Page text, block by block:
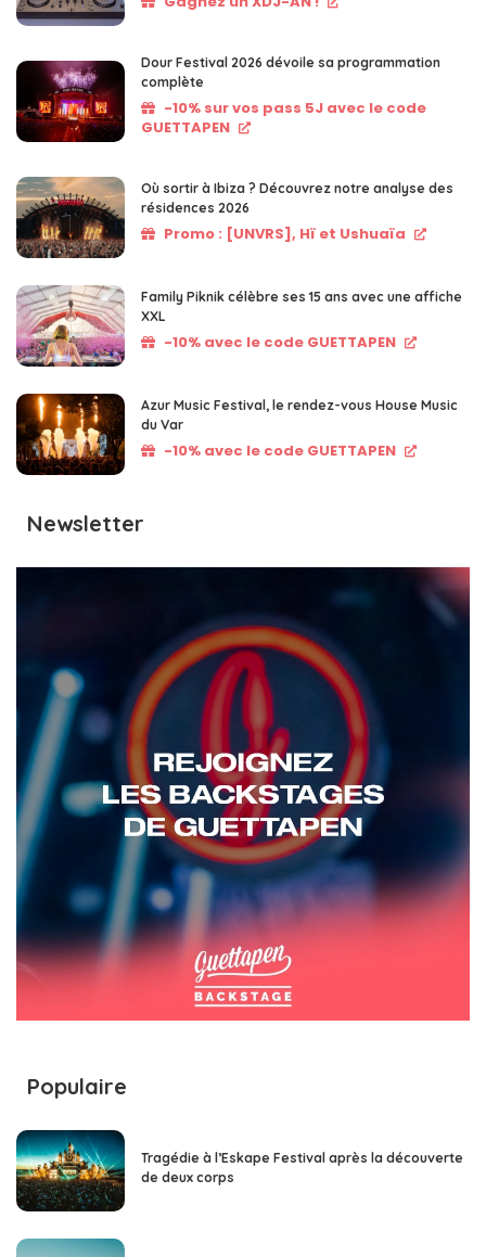
Dour Festival 2026 dévoile sa programmation
complète
-10% sur vos pass 5J avec le code
GUETTAPEN
Où sortir à Ibiza ? Découvrez notre analyse des
résidences 2026
Promo : [UNVRS], Hï et Ushuaïa
Family Piknik célèbre ses 15 ans avec une affiche
XXL
-10% avec le code GUETTAPEN
Azur Music Festival, le rendez-vous House Music
du Var
-10% avec le code GUETTAPEN
Newsletter
Populaire
Tragédie à l’Eskape Festival après la découverte
de deux corps